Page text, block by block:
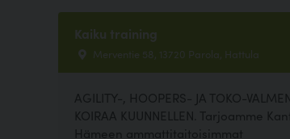
Kaiku training
Merventie 58, 13720 Parola, Hattula
AGILITY-, HOOPERS- JA TOKO-
KOIRAA KUUNNELLEN. Tarjoamme
Hämeen ammattitaitoisimmat